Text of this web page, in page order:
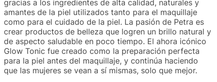
gracias a los ingredientes de alta calidad, naturales y
amantes de la piel utilizados tanto para el maquillaje
como para el cuidado de la piel. La pasión de Petra es
crear productos de belleza que logren un brillo natural y
de aspecto saludable en poco tiempo. El ahora icónico
Glow Tonic fue creado como la preparación perfecta
para la piel antes del maquillaje, y continúa haciendo
que las mujeres se vean a sí mismas, solo que mejor.